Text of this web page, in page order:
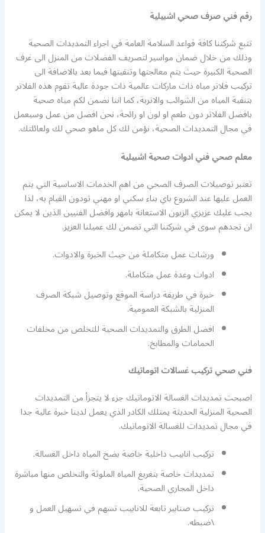
رقم فني صرف صحي اشبيلية
تتبع شركتنا كافة قواعد السلامة العامة في اجراء التمديدات الصحية
وذلك من خلال ضمان مواسير لتصريف الفضلات من المنزل الى غرف
الصحية الكبيرة حيث يتم معالجتها وتنقيتها فيما بعد بالاضافة الى
تركيب فلاتر مياه ذات ماركات عالمية ذات جودة عالية تقوم هذه الفلاتر
بتنقية المياه من الشوائب والاتربة، كما اننا نضمن لكم مياه صحية
بافضل الفلاتر دون طعم او لون او رائحة، نحن افضل من عمل وسيعمل
في مجال التمديدات الصحية، نؤمن لك كل ماهو صحي لك ولعائلتك.
معلم صحي فني ادوات صحية اشبيلية
تعتبر توصيلات الصرف الصحي من اهم الخدمات الاساسية التي يتم
العمل عليها عند الشروع باي بناء سكني او مهني تودون القيام به، لذا
يجب عليك عزيزي الزبون الاستعانة بامهر وافضل الفنيين الذين لا يمكن
ان تجدهم سوى في شركتنا التي تضمن لك عميلنا العزيز.
ورشات عمل متكاملة من حيث الخبرة والادوات.
ادوات وعدة عمل متكاملة.
خبرة في طريقة دراسة الموقع وتوصيل شبكة الصرف
المنزلية بالشبكة العمومية.
افضل الطرق والتمديدات الصحية للتخلص من مخلفات
الحمامات والمطابخ.
فني صحي تركيب غسالات اتوماتيك
اصبحت تمديدات الغسالة الاتوماتيك جزء لا يتجزأ من التمديدات
الصحية المنزلية الحديثة يمتلك الكادر الذي يعمل لدينا خبرة عالية جدا
في مجال تمديدات للغسالة الاتوماتيك.
تركيب انابيب داخلية خاصة بضخ المياه داخل الغسالة.
تمديدات خاصة بتغريغ المياه الملوثة والتخلص منها مباشرة
داخل المجاري الصحية.
تركيب صنابير تابعة للانابيب تسهم في تسهيل العمل و
\ضبطه.